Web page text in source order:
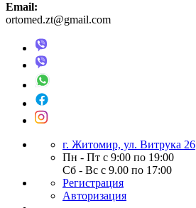
Email:
ortomed.zt@gmail.com
г. Житомир, ул. Витрука 26
Пн - Пт с 9:00 по 19:00
Сб - Вс с 9.00 по 17:00
Регистрация
Авторизация